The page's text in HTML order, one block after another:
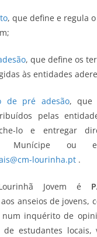
, que define e regula
, que define os
às entidades
de pré adesão, que
pelas
lo e entregar
Munícipe ou
lourinha.pt .
Jovem é
anseios de jovens,
num inquérito de
de estudantes locais,